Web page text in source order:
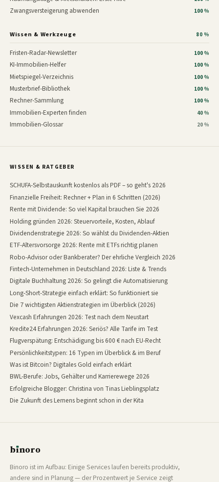
Zwangsversteigerung abwenden 100 %
Wissen & Werkzeuge 80 %
Fristen-Radar-Newsletter 100 %
KI-Immobilien-Helfer 100 %
Mietspiegel-Verzeichnis 100 %
Musterbrief-Bibliothek 100 %
Rechner-Sammlung 100 %
Immobilien-Experten finden 40 %
Immobilien-Glossar 20 %
WISSEN & RATGEBER
SCHUFA-Selbstauskunft kostenlos als PDF – so geht's 2026
Finanzielle Freiheit: Rechner + Plan in 6 Schritten (2026)
Rente mit Dividende: So viel Kapital brauchen Sie 2026
Holding gründen 2026: Steuervorteile, Kosten, Ablauf
Dividendenstrategie 2026: So wählst du Dividenden-Aktien
ETF-Altersvorsorge 2026: Rente mit ETFs richtig planen
Robo-Advisor oder Bankberater? Der ehrliche Vergleich 2026
Fintech-Unternehmen in Deutschland 2026: Liste & Trends
Digitale Buchhaltung 2026: So gelingt die Automatisierung
Long-Short-Strategie einfach erklärt: So funktioniert sie
Die 7 wichtigsten Aktienstrategien im Überblick (2026)
Vexcash Erfahrungen 2026: Test nach dem Neustart
Kredite24 Erfahrungen 2026: Seriös? Alle Tarife im Test
Flugverspätung: Entschädigung bis 600 € nach EU-Recht
Persönlichkeitstypen: 16 Typen im Überblick & im Beruf
Was ist Bitcoin? Digitales Gold einfach erklärt
BWL-Berufe: Jobs, Gehälter und Karrierewege 2026
Erfolgreiche Blogger: Christina von Tinas Lieblingsplatz
Die Zukunft des Lernens beginnt schon in der Kita
bınoro
Binoro ist im Aufbau: Einige Services laufen bereits produktiv,
andere sind in Planung — der Prozentwert je Service zeigt